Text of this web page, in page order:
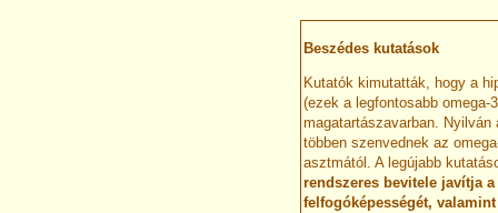
Beszédes kutatások
Kutatók kimutatták, hogy a
(ezek a legfontosabb
magatartászavarban.
többen szenvednek az
asztmától. A legújabb
rendszeres bevitele javítja
felfogóképességét,